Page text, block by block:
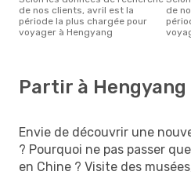
de nos clients, avril est la
période la plus chargée pour
voyager à Hengyang
de
Partir à Hengyang
Envie de découvrir une
? Pourquoi ne pas passer
en Chine ? Visite des